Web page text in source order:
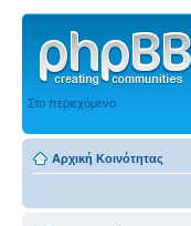
Στο περιεχόμενο
Αρχική Κοινότητας